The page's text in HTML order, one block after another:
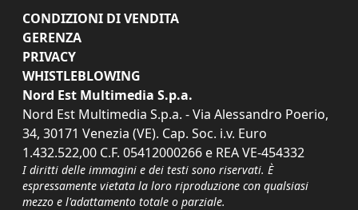
CONDIZIONI DI VENDITA
GERENZA
PRIVACY
WHISTLEBLOWING
Nord Est Multimedia S.p.a.
Nord Est Multimedia S.p.a. - Via Alessandro Poerio,
34, 30171 Venezia (VE). Cap. Soc. i.v. Euro
1.432.522,00 C.F. 05412000266 e REA VE-454332
I diritti delle immagini e dei testi sono riservati. È
espressamente vietata la loro riproduzione con qualsiasi
mezzo e l'adattamento totale o parziale.